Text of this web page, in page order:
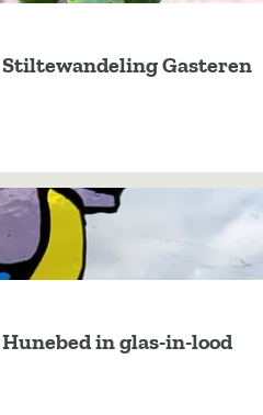
Gasteren
in glas-in-lood